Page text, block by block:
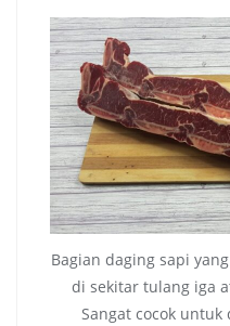
Bagian daging sapi
di sekitar tulang iga
Sangat cocok untuk